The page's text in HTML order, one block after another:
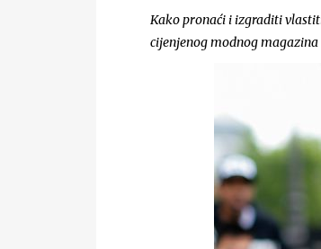
Kako pronaći i izgraditi
cijenjenog modnog magazina